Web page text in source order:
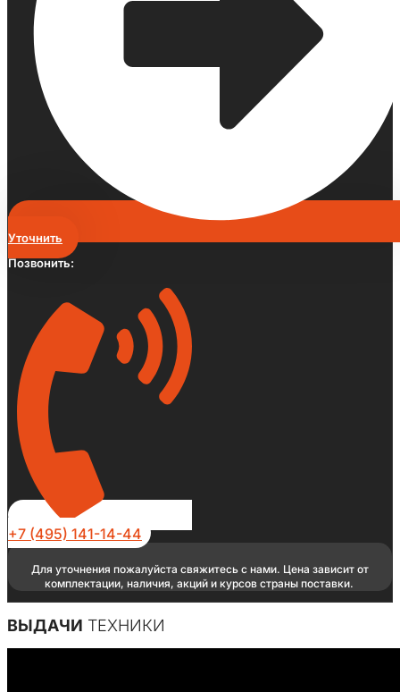
Уточнить
Позвонить:
+7 (495) 141-14-44
Для уточнения пожалуйста свяжитесь с нами. Цена зависит от
комплектации, наличия, акций и курсов страны поставки.
ВЫДАЧИ ТЕХНИКИ